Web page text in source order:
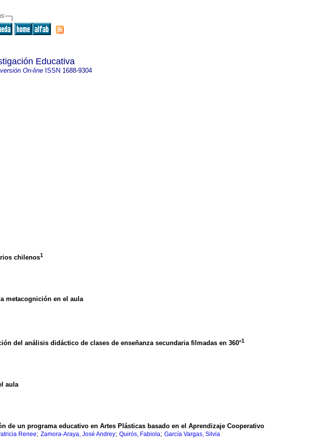
Educativa
versión On-lineISSN 1688-9304
chilenos1
metacognición en el aula
del análisis didáctico de clases de enseñanza secundaria filmadas en 360°1
aula
un programa educativo en Artes Plásticas basado en el Aprendizaje Cooperativo
Renee; Zamora-Araya, José Andrey; Quirós, Fabiola; García Vargas, Silvia